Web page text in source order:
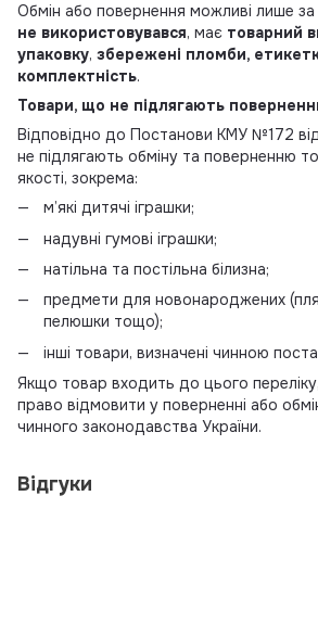
Обмін або повернення можливі лише
не використовувався, має товарний
упаковку, збережені пломби,
комплектність.
Товари, що не підлягають
Відповідно до Постанови КМУ №172
не підлягають обміну та поверненню
якості, зокрема:
м’які дитячі іграшки;
надувні гумові іграшки;
натільна та постільна білизна;
предмети для новонароджених
пелюшки тощо);
інші товари, визначені чинною
Якщо товар входить до цього
право відмовити у поверненні або
чинного законодавства України.
Відгуки